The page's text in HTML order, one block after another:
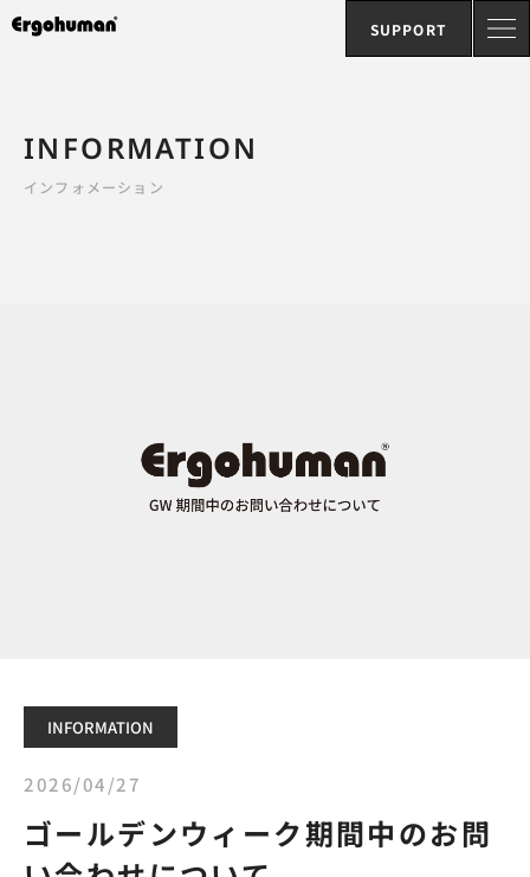
SUPPORT
INFORMATION
インフォメーション
INFORMATION
2026/04/27
ゴールデンウィーク期間中のお問